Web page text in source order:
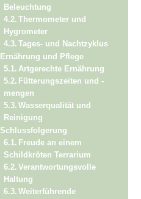
Beleuchtung
Thermometer und
Hygrometer
Tages- und Nachtzyklus
Ernährung und Pflege
Artgerechte Ernährung
Fütterungszeiten und -
mengen
Wasserqualität und
Reinigung
Schlussfolgerung
Freude an einem
Schildkröten Terrarium
Verantwortungsvolle
Haltung
Weiterführende